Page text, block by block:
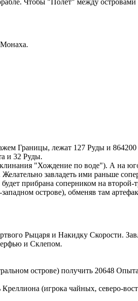
Монаха.
Границы, лежат 127 Руды и 864200
и 32 Руды.
"Хождение по воде"). А на
завладеть ими раньше
прибрана соперником на второй-
острове), обменяв там
Рыцаря и Накидку Скорости.
и Склепом.
острове) получить 20648
(игрока чайных, северо-